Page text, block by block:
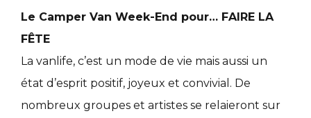
Le Camper Van Week-End pour… FAIRE LA
FÊTE
La vanlife, c’est un mode de vie mais aussi un
état d’esprit positif, joyeux et convivial. De
nombreux groupes et artistes se relaieront sur